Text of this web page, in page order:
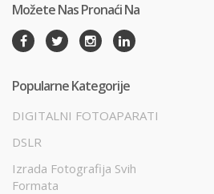
Možete Nas Pronaći Na
Popularne Kategorije
DIGITALNI FOTOAPARATI
DSLR
Izrada Fotografija Svih
Formata